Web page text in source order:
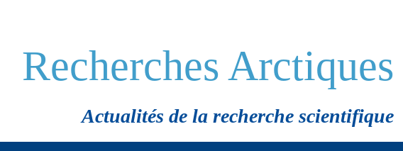
Recherches Arctiques
Actualités de la recherche scientifique